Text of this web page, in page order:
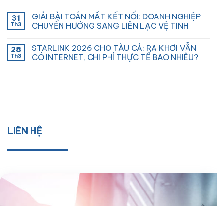
31
Th3
GIẢI BÀI TOÁN MẤT KẾT NỐI: DOANH NGHIỆP
CHUYỂN HƯỚNG SANG LIÊN LẠC VỆ TINH
28
Th3
STARLINK 2026 CHO TÀU CÁ: RA KHƠI VẪN
CÓ INTERNET, CHI PHÍ THỰC TẾ BAO NHIÊU?
LIÊN HỆ